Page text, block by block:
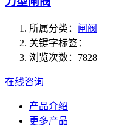
所属分类： 闸阀
关键字标签：
浏览次数：7828
在线咨询
产品介绍
更多产品